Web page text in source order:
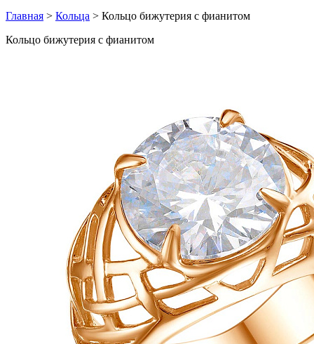
Главная > Кольца > Кольцо бижутерия с фианитом
Кольцо бижутерия с фианитом